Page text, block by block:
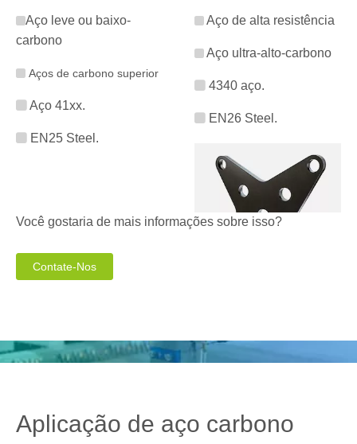
Aço leve ou baixo-
carbono
Aços de carbono superior
Aço 41xx.
EN25 Steel.
Aço de alta resistência
Aço ultra-alto-carbono
4340 aço.
EN26 Steel.
Você gostaria de mais informações sobre isso?
Contate-Nos
Aplicação de aço carbono